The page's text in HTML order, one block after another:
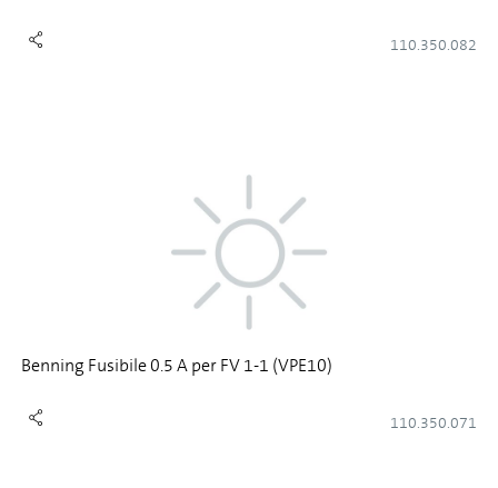
110.350.082
Benning Fusibile 0.5 A per FV 1-1 (VPE10)
110.350.071